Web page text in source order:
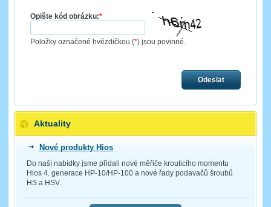
Opište kód obrázku:*
Položky označené hvězdičkou (*) jsou povinné.
Odeslat
Aktuality
Nové produkty Hios
Do naší nabídky jsme přidali nové měřiče krouticího momentu
Hios 4. generace HP-10/HP-100 a nové řady podavačů šroubů
HS a HSV.